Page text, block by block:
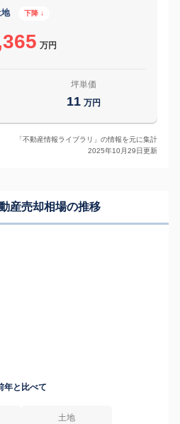
下降 ↓
万円
坪単価
11 万円
「不動産情報ライブラリ」の情報を元に集計
2025年10月29日更新
産売却相場の推移
年と比べて
土地